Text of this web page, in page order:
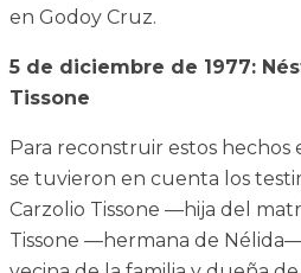
en Godoy Cruz.
5 de diciembre de 1977:
Tissone
Para reconstruir estos hechos
se tuvieron en cuenta los
Carzolio Tissone —hija del
Tissone —hermana de